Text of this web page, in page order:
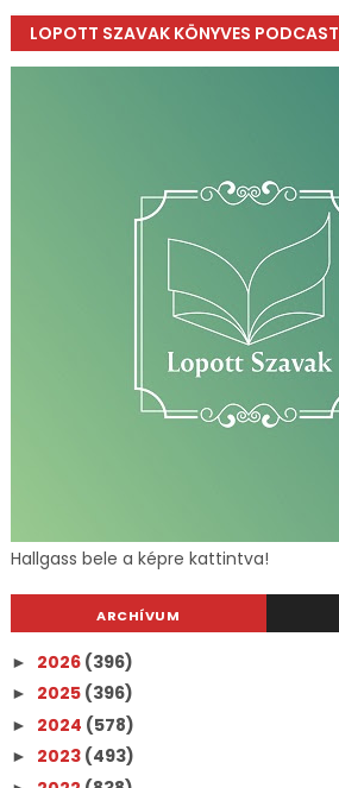
LOPOTT SZAVAK KÖNYVES PODCAST
Hallgass bele a képre kattintva!
ARCHÍVUM
► 2026 (396)
► 2025 (396)
► 2024 (578)
► 2023 (493)